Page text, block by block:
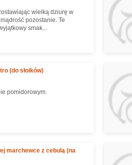
wielką dziurę w
pozostanie. Te
smak...
(do słoików)
pomidorowym.
marchewce z cebulą (na